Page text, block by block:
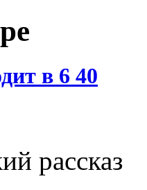
в 6 40
рассказ